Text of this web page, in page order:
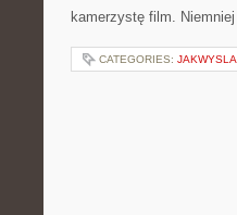
kamerzystę film.
CATEGORIES: